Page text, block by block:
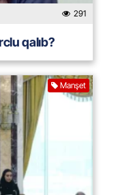
291
qalıb?
Manşet